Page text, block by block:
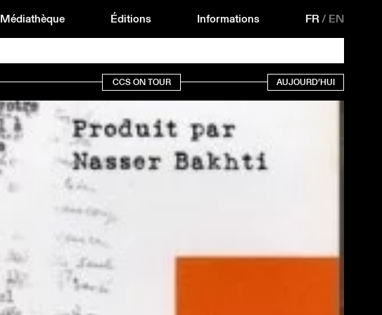
Médiathèque Éditions Informations FR/ EN
CCS ON TOUR AUJOURD’HUI